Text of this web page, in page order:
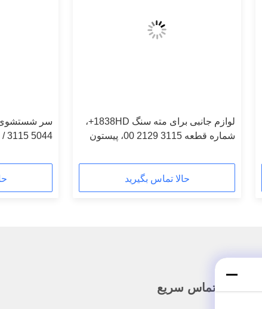
لوازم جانبی برای مته سنگ 1838HD+،
شماره قطعه 3115 2129 00، پیستون
حالا تماس بگیرید
3115 5044
تماس سریع